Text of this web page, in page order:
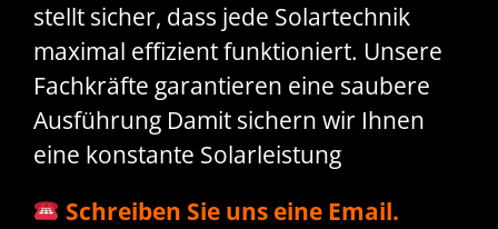
stellt sicher, dass jede Solartechnik
maximal effizient funktioniert. Unsere
Fachkräfte garantieren eine saubere
Ausführung Damit sichern wir Ihnen
eine konstante Solarleistung
Schreiben Sie uns eine Email.